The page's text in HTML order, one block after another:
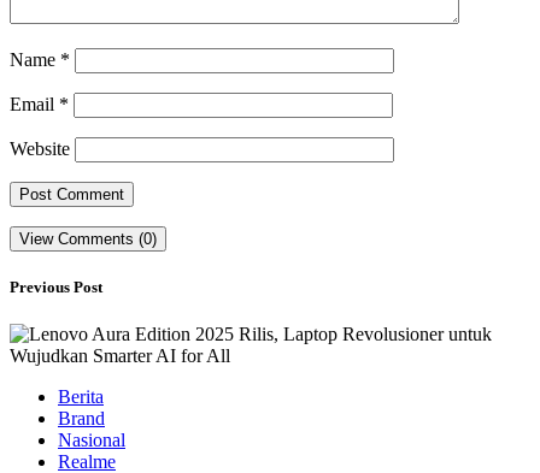
Name *
Email *
Website
View Comments (0)
Previous Post
Berita
Brand
Nasional
Realme